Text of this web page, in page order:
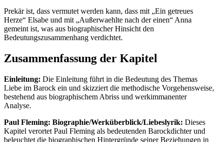
Prekär ist, dass vermutet werden kann, dass mit „Ein getreues
Herze“ Elsabe und mit „Außerwaehlte nach der einen“ Anna
gemeint ist, was aus biographischer Hinsicht den
Bedeutungszusammenhang verdichtet.
Zusammenfassung der Kapitel
Einleitung: Die Einleitung führt in die Bedeutung des Themas
Liebe im Barock ein und skizziert die methodische Vorgehensweise,
bestehend aus biographischem Abriss und werkimmanenter
Analyse.
Paul Fleming: Biographie/Werküberblick/Liebeslyrik: Dieses
Kapitel verortet Paul Fleming als bedeutenden Barockdichter und
beleuchtet die biographischen Hintergründe seiner Beziehungen in